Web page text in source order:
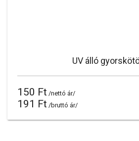
UV álló
150 Ft /nettó ár/
191 Ft /bruttó ár/